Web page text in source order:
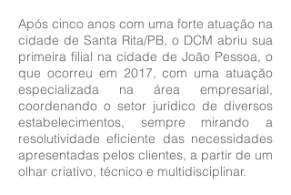
Após cinco anos com uma forte atuação na
cidade de Santa Rita/PB, o DCM abriu sua
primeira filial na cidade de João Pessoa, o
que ocorreu em 2017, com uma atuação
especializada na área empresarial,
coordenando o setor jurídico de diversos
estabelecimentos, sempre mirando a
resolutividade eficiente das necessidades
apresentadas pelos clientes, a partir de um
olhar criativo, técnico e multidisciplinar.